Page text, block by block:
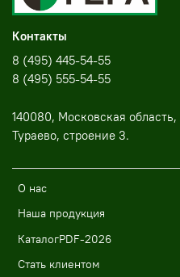
О нас
Наша продукция
КаталогPDF-2026
Стать клиентом
Контакты
8 (495) 445-54-55
8 (495) 555-54-55
140080, Московская
Тураево, строение 3.